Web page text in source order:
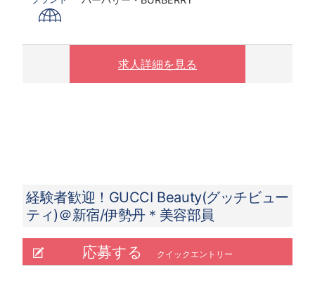
※ 夜10時以降は1.25倍
求人詳細を見る
経験者歓迎！GUCCI Beauty(グッチビュー
ティ)＠新宿/伊勢丹＊美容部員
応募する クイックエントリー